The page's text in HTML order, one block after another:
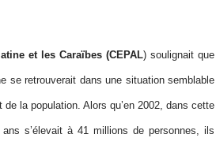
et les Caraïbes (CEPAL) soulignait que
se retrouverait dans une situation semblable
la population. Alors qu’en 2002, dans cette
s’élevait à 41 millions de personnes, ils